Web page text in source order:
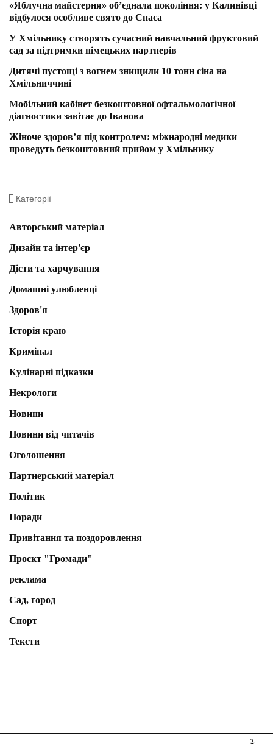
«Яблучна майстерня» об’єднала покоління: у Калинівці
відбулося особливе свято до Спаса
У Хмільнику створять сучасний навчальний фруктовий
сад за підтримки німецьких партнерів
Дитячі пустощі з вогнем знищили 10 тонн сіна на
Хмільниччині
Мобільний кабінет безкоштовної офтальмологічної
діагностики завітає до Іванова
Жіноче здоров’я під контролем: міжнародні медики
проведуть безкоштовний прийом у Хмільнику
Категорії
Авторський матеріал
Дизайн та інтер'єр
Дієти та харчування
Домашні улюбленці
Здоров'я
Історія краю
Кримінал
Кулінарні підказки
Некрологи
Новини
Новини від читачів
Оголошення
Партнерський матеріал
Політик
Поради
Привітання та поздоровлення
Проєкт "Громади"
реклама
Сад, город
Спорт
Тексти